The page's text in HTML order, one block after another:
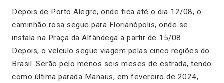
Depois de Porto Alegre, onde fica até o dia 12/08, o
caminhão rosa segue para Florianópolis, onde se
instala na Praça da Alfândega a partir de 15/08.
Depois, o veículo segue viagem pelas cinco regiões do
Brasil. Serão pelo menos seis meses de estrada, tendo
como última parada Manaus, em fevereiro de 2024,